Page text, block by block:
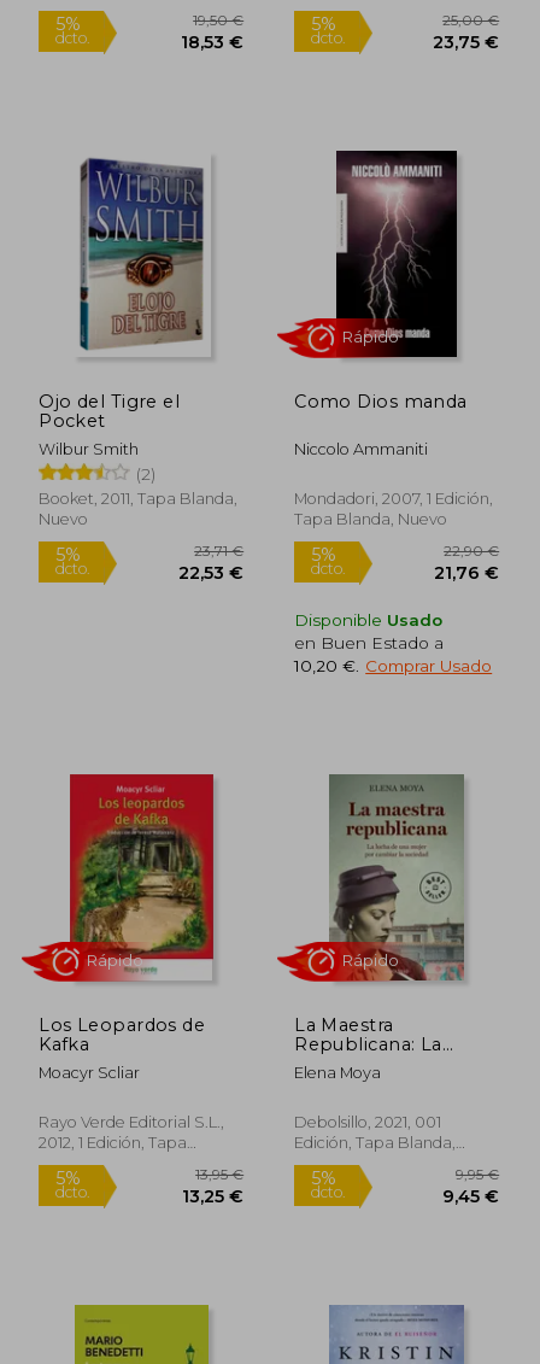
5%
Rápido
5%
dcto.
Rápido
Ojo del Tigre el
Pocket
Wilbur Smith
(2)
Booket, 2011, Tapa Blanda,
Nuevo
Como Dios manda
Niccolo Ammaniti
Mondadori, 2007, 1 Edición,
Tapa Blanda, Nuevo
Disponible Usado
en Buen Estado a
10,20 € Comprar Usado
Los Leopardos de
Kafka
Moacyr Scliar
Rayo Verde Editorial S.L.,
2012, 1 Edición, Tapa
Blanda, Nuevo
La Maestra
Republicana: La
Lucha Esperanzadora
de una Mujer
Cambiar el Rumbo
de una Soci (Best
Elena Moya
Debolsillo, 2021, 001
Edición, Tapa Blanda,
Nuevo